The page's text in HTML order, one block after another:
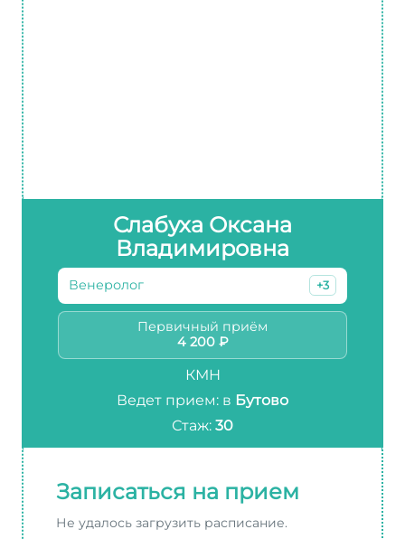
Слабуха Оксана
Владимировна
Венеролог +3
Первичный приём
4 200 ₽
КМН
Ведет прием: в Бутово
Стаж: 30
Записаться на прием
Не удалось загрузить расписание.